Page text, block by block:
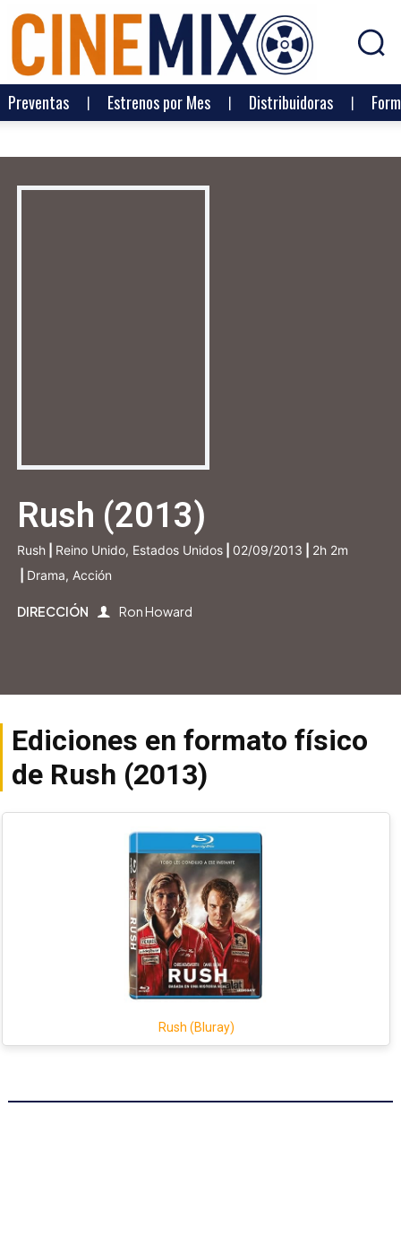
Preventas Estrenos por Mes Distribuidoras
Rush (2013)
Rush Reino Unido, Estados Unidos 02/09/2013
2h 2m
Drama, Acción
DIRECCIÓN Ron Howard
Ediciones en formato físico
de Rush (2013)
Rush (Bluray)